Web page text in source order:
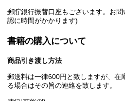
郵貯銀行振替口座もございます。お
認に時間がかかります)
書籍の購入について
商品引き渡し方法
郵送料は一律600円と致しますが、在
る場合はその旨の連絡を致します。